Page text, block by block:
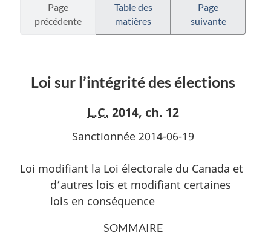
sur
l’intégrité
des
Loi
sur
l’intégrité
Page
précédente
Table des
matières
Page
suivante
Loi sur l’intégrité des élections
L.C. 2014, ch. 12
Sanctionnée 2014-06-19
Loi modifiant la Loi électorale du Canada et
d’autres lois et modifiant certaines
lois en conséquence
SOMMAIRE